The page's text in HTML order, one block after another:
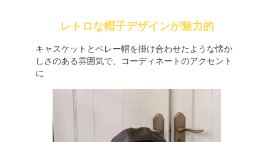
レトロな帽子デザインが魅力的
キャスケットとベレー帽を掛け合わせたような懐か
しさのある雰囲気で、コーディネートのアクセント
に